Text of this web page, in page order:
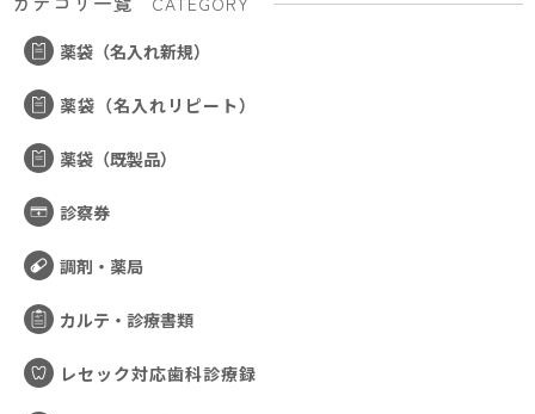
薬袋（名入れ新規）
薬袋（名入れリピート）
薬袋（既製品）
診察券
調剤・薬局
カルテ・診療書類
レセック対応歯科診療録